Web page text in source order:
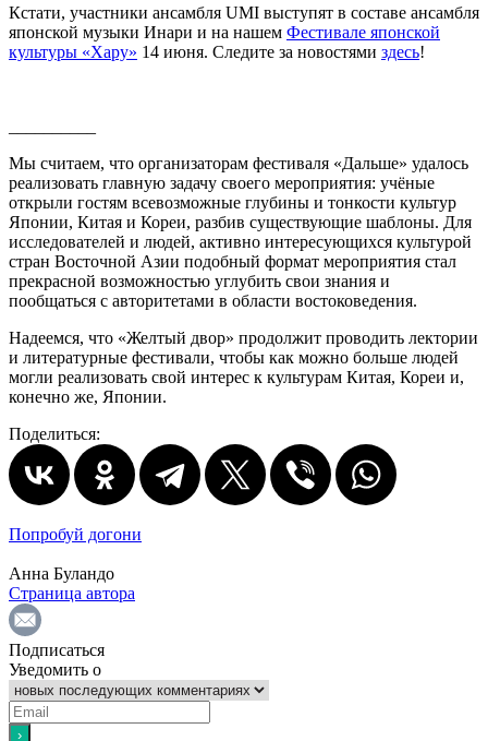
Кстати, участники ансамбля UMI выступят в составе ансамбля
японской музыки Инари и на нашем Фестивале японской
культуры «Хару» 14 июня. Следите за новостями здесь!
Мы считаем, что организаторам фестиваля «Дальше» удалось
реализовать главную задачу своего мероприятия: учёные
открыли гостям всевозможные глубины и тонкости культур
Японии, Китая и Кореи, разбив существующие шаблоны. Для
исследователей и людей, активно интересующихся культурой
стран Восточной Азии подобный формат мероприятия стал
прекрасной возможностью углубить свои знания и
пообщаться с авторитетами в области востоковедения.
Надеемся, что «Желтый двор» продолжит проводить лектории
и литературные фестивали, чтобы как можно больше людей
могли реализовать свой интерес к культурам Китая, Кореи и,
конечно же, Японии.
Поделиться:
Попробуй догони
Анна Буландо
Страница автора
Подписаться
Уведомить о